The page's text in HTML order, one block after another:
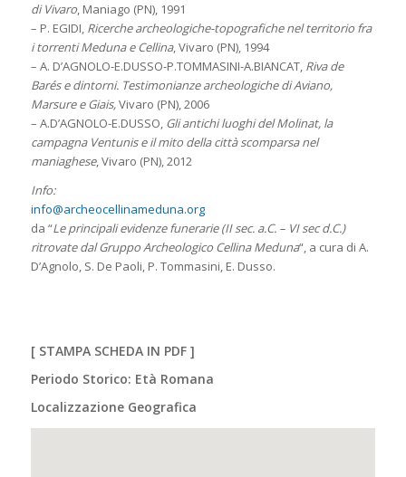
di Vivaro, Maniago (PN), 1991
– P. EGIDI,Ricerche archeologiche-topografiche nel territorio fra
i torrenti Meduna e Cellina, Vivaro (PN), 1994
– A. D’AGNOLO-E.DUSSO-P.TOMMASINI-A.BIANCAT, Riva de
Barés e dintorni. Testimonianze archeologiche di Aviano,
Marsure e Giais,Vivaro (PN), 2006
– A.D’AGNOLO-E.DUSSO, Gli antichi luoghi del Molinat, la
campagna Ventunis e il mito della città scomparsa nel
maniaghese, Vivaro (PN), 2012
Info:
info@archeocellinameduna.org
da “Le principali evidenze funerarie (II sec. a.C. – VI sec d.C.)
ritrovate dal Gruppo Archeologico Cellina Meduna“, a cura di A.
D’Agnolo, S. De Paoli, P. Tommasini, E. Dusso.
[ STAMPA SCHEDA IN PDF]
Periodo Storico: Età Romana
Localizzazione Geografica